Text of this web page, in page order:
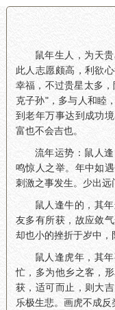
鼠年生人，为天
此人志愿颇高，利欲
幸福，不过贵星太多
克子孙"，多与人和睦
到老年万事达到成功
富也不会吉也。
流年运势：鼠人
鸣惊人之举。年中如
刺激之事发生。少出远
鼠人逢牛的，其
友多有所获，故应敛
却也小的挫折于岁中，
鼠人逢虎年，其
忙，多为他乡之客，
获，适可而止，则大
乐极生悲。画虎不成反